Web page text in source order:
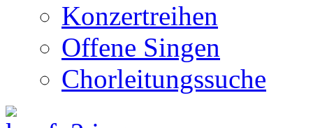
Konzertreihen
Offene Singen
Chorleitungssuche